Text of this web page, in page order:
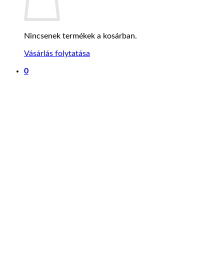
Nincsenek termékek a kosárban.
Vásárlás folytatása
0